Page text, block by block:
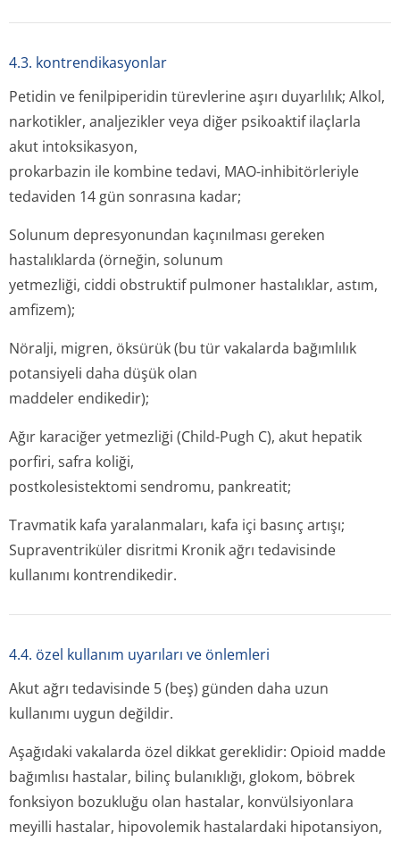
4.3. kontrendikasyonlar
Petidin ve fenilpiperidin türevlerine aşırı duyarlılık; Alkol,
narkotikler, analjezikler veya diğer psikoaktif ilaçlarla
akut intoksikasyon,
prokarbazin ile kombine tedavi, MAO-inhibitörleriyle
tedaviden 14 gün sonrasına kadar;
Solunum depresyonundan kaçınılması gereken
hastalıklarda (örneğin, solunum
yetmezliği, ciddi obstruktif pulmoner hastalıklar, astım,
amfizem);
Nöralji, migren, öksürük (bu tür vakalarda bağımlılık
potansiyeli daha düşük olan
maddeler endikedir);
Ağır karaciğer yetmezliği (Child-Pugh C), akut hepatik
porfiri, safra koliği,
postkolesistektomi sendromu, pankreatit;
Travmatik kafa yaralanmaları, kafa içi basınç artışı;
Supraventriküler disritmi Kronik ağrı tedavisinde
kullanımı kontrendikedir.
4.4. özel kullanım uyarıları ve önlemleri
Akut ağrı tedavisinde 5 (beş) günden daha uzun
kullanımı uygun değildir.
Aşağıdaki vakalarda özel dikkat gereklidir: Opioid madde
bağımlısı hastalar, bilinç bulanıklığı, glokom, böbrek
fonksiyon bozukluğu olan hastalar, konvülsiyonlara
meyilli hastalar, hipovolemik hastalardaki hipotansiyon,